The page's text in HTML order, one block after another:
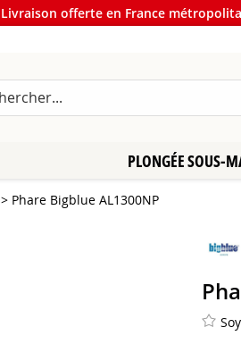
Livraison offerte en France
PLONGÉE SOUS-
> Phare Bigblue AL1300NP